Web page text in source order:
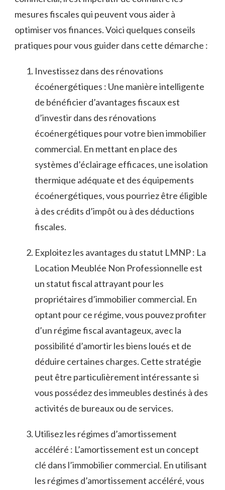
mesures⁢ fiscales ‍qui peuvent vous aider ⁤à
optimiser​ vos ​finances. ​Voici quelques conseils
pratiques pour ‌vous guider dans cette démarche :
Investissez dans des rénovations
écoénergétiques :⁢ Une manière intelligente
⁢de bénéficier d’avantages fiscaux‍ est
d’investir dans des rénovations
écoénergétiques pour⁢ votre bien immobilier
commercial. En mettant en place des
systèmes d’éclairage efficaces,⁢ une isolation​
thermique adéquate ⁣et des équipements
écoénergétiques,‌ vous ‍pourriez être éligible
à ‍des crédits d’impôt ou⁤ à des déductions
fiscales.
Exploitez les avantages du statut‌ LMNP : La
Location‍ Meublée Non Professionnelle est
un​ statut⁤ fiscal attrayant pour ​les
propriétaires d’immobilier commercial. En
optant⁢ pour ce régime,⁤ vous pouvez profiter
d’un ⁤régime fiscal ⁣avantageux,⁤ avec ⁣la
possibilité d’amortir les biens ​loués et de
⁤déduire ⁤certaines charges. Cette stratégie
peut être ‌particulièrement intéressante si
⁢vous ⁣possédez des immeubles destinés à des
activités de⁤ bureaux ou de services.
Utilisez​ les régimes d’amortissement
accéléré :⁢ L’amortissement est⁣ un concept
clé dans l’immobilier commercial. ​En utilisant
les⁢ régimes ‍d’amortissement accéléré, vous